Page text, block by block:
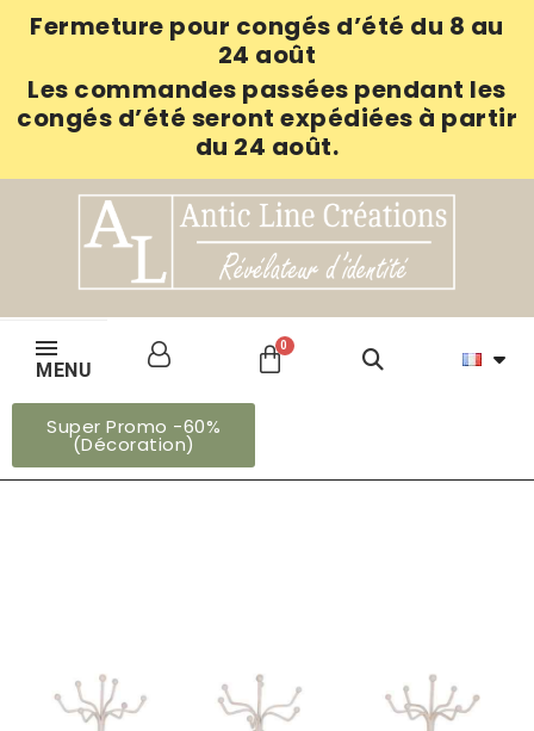
Fermeture pour congés d’été du 8 au
24 août
Les commandes passées pendant les
congés d’été seront expédiées à partir
du 24 août.
MENU
Super Promo -60%
(Décoration)